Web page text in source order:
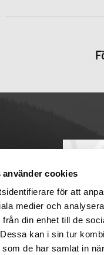
använder cookies
för att
medier och
från din enhet till de
kan i sin tur
de har samlat in